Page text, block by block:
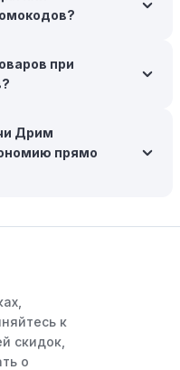
Некоторые
определенную,
покупки
Следите за Кранчи
как VK, Facebook или
со своими
интернет-
для участников,
или эксклюзивным
при
Дрим
прямо
к
скидок,
о